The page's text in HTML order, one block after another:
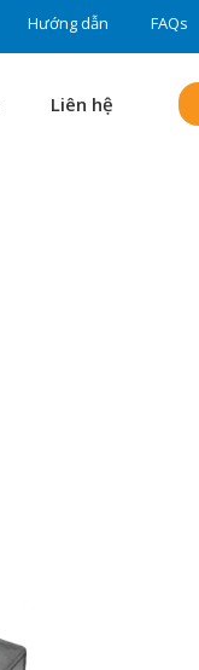
Hướng dẫn FAQs
Liên hệ